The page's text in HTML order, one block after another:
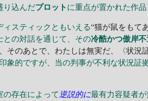
り込んだプロット に重点が置かれた作品
スティックともいえる“猫が鼠をもて
との対話を通じて、その冷酷かつ傲岸不
そのあとで、わたしは無実だ、〈状況
象的ですが、当の判事が不利な状況証
の存在によって 逆説的に最有力容疑者